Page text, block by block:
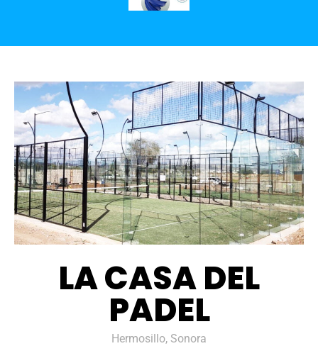
LA CASA DEL
PADEL
Hermosillo, Sonora